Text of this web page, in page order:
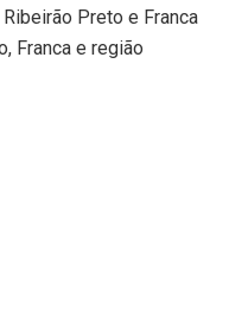
Preto e Franca
Franca e região